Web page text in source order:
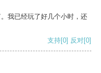
我已经玩了好几个小时，还
支持[0] 反对[0]